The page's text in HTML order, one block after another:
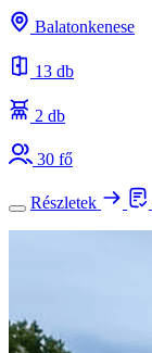
Balatonkenese
13 db
2 db
30 fő
Részletek